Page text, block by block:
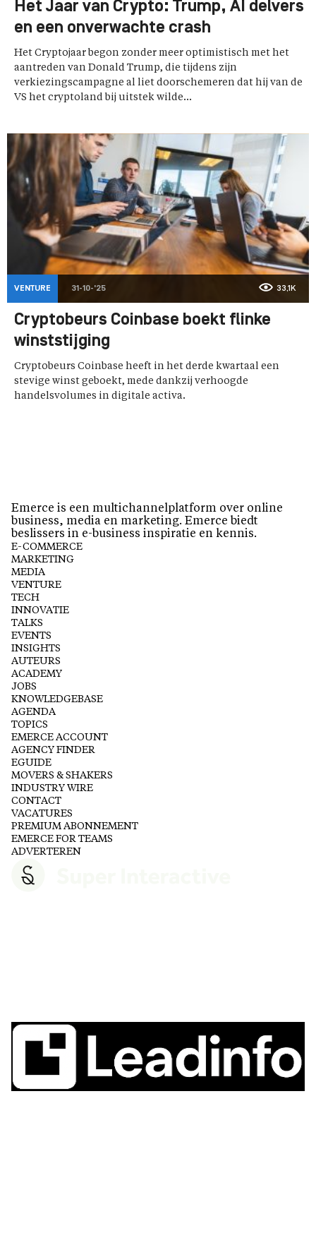
Het Jaar van Crypto: Trump, AI delvers
en een onverwachte crash
Het Cryptojaar begon zonder meer optimistisch met het
aantreden van Donald Trump, die tijdens zijn
verkiezingscampagne al liet doorschemeren dat hij van de
VS het cryptoland bij uitstek wilde...
VENTURE 31-10-'25 33,1K
Cryptobeurs Coinbase boekt flinke
winststijging
Cryptobeurs Coinbase heeft in het derde kwartaal een
stevige winst geboekt, mede dankzij verhoogde
handelsvolumes in digitale activa.
Emerce is een multichannelplatform over online
business, media en marketing. Emerce biedt
beslissers in e-business inspiratie en kennis.
E-COMMERCE
MARKETING
MEDIA
VENTURE
TECH
INNOVATIE
TALKS
EVENTS
INSIGHTS
AUTEURS
ACADEMY
JOBS
KNOWLEDGEBASE
AGENDA
TOPICS
EMERCE ACCOUNT
AGENCY FINDER
EGUIDE
MOVERS & SHAKERS
INDUSTRY WIRE
CONTACT
VACATURES
PREMIUM ABONNEMENT
EMERCE FOR TEAMS
ADVERTEREN